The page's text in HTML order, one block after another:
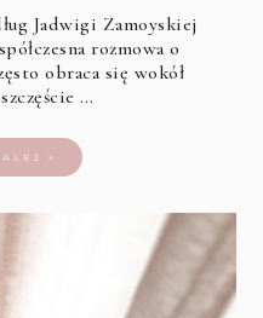
Jadwigi Zamoyskiej
rozmowa o
obraca się wokół
…
»